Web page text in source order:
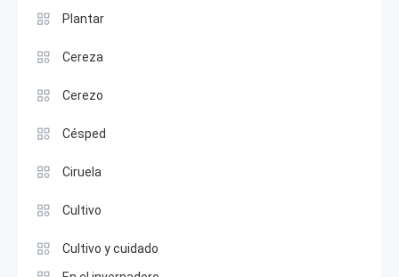
Plantar
Cereza
Cerezo
Césped
Ciruela
Cultivo
Cultivo y cuidado